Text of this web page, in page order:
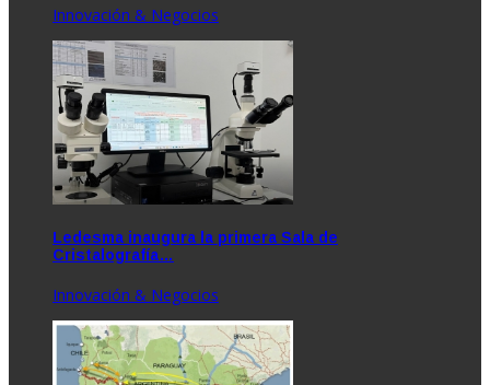
Innovación & Negocios
Ledesma inaugura la primera Sala de
Cristalografía…
Innovación & Negocios